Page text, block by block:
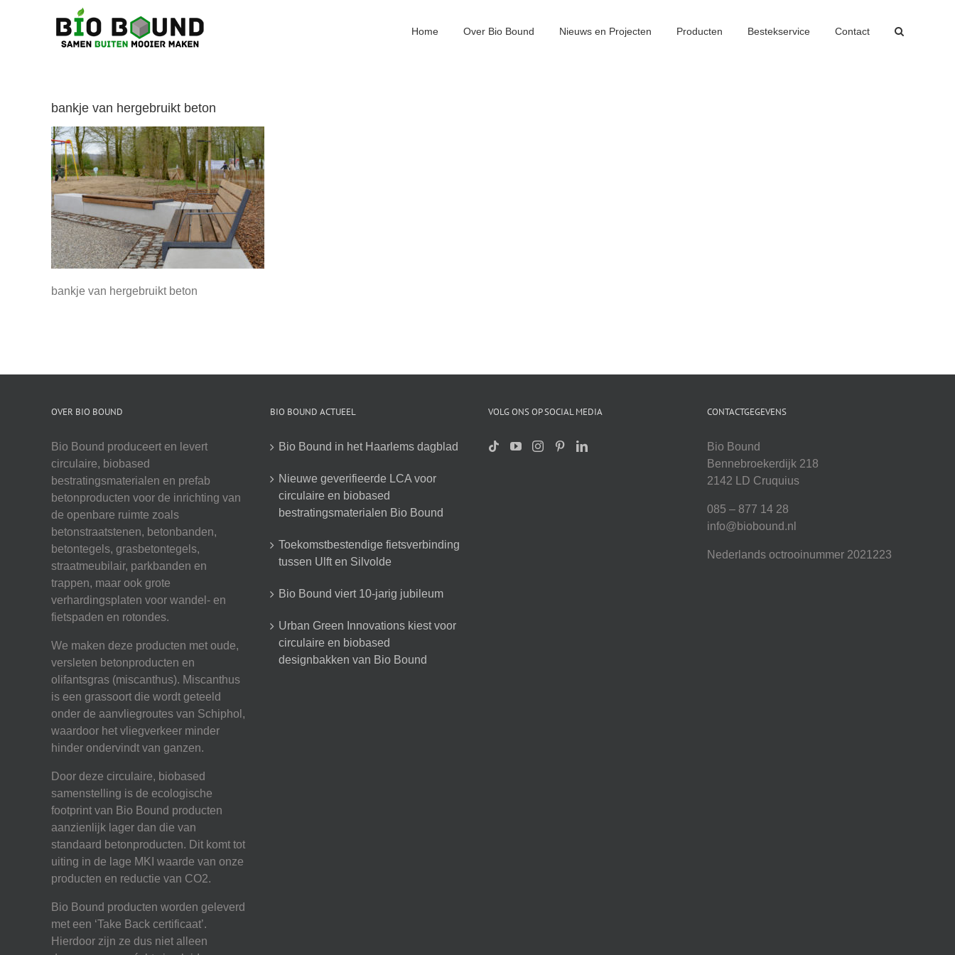
Home Over Bio Bound Nieuws en Projecten Producten Bestekservice Contact
bankje van hergebruikt beton
bankje van hergebruikt beton
OVER BIO BOUND
Bio Bound produceert en levert
circulaire, biobased
bestratingsmaterialen en prefab
betonproducten voor de inrichting van
de openbare ruimte zoals
betonstraatstenen, betonbanden,
betontegels, grasbetontegels,
straatmeubilair, parkbanden en
trappen, maar ook grote
verhardingsplaten voor wandel- en
fietspaden en rotondes.
We maken deze producten met oude,
versleten betonproducten en
olifantsgras (miscanthus). Miscanthus
is een grassoort die wordt geteeld
onder de aanvliegroutes van Schiphol,
waardoor het vliegverkeer minder
hinder ondervindt van ganzen.
Door deze circulaire, biobased
samenstelling is de ecologische
footprint van Bio Bound producten
aanzienlijk lager dan die van
standaard betonproducten. Dit komt tot
uiting in de lage MKI waarde van onze
producten en reductie van CO2.
Bio Bound producten worden geleverd
met een ‘Take Back certificaat’.
Hierdoor zijn ze dus niet alleen
BIO BOUND ACTUEEL
Bio Bound in het Haarlems dagblad
Nieuwe geverifieerde LCA voor
circulaire en biobased
bestratingsmaterialen Bio Bound
Toekomstbestendige fietsverbinding
tussen Ulft en Silvolde
Bio Bound viert 10-jarig jubileum
Urban Green Innovations kiest voor
circulaire en biobased
designbakken van Bio Bound
VOLG ONS OP SOCIAL MEDIA CONTACTGEGEVENS
Bio Bound
Bennebroekerdijk 218
2142 LD Cruquius
085 – 877 14 28
info@biobound.nl
Nederlands octrooinummer 2021223